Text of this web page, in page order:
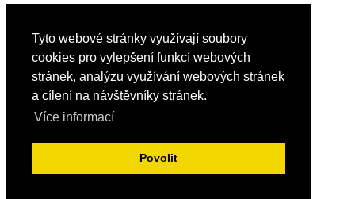
Tyto webové stránky využívají soubory
cookies pro vylepšení funkcí webových
stránek, analýzu využívání webových stránek
a cílení na návštěvníky stránek.
Více informací
Povolit